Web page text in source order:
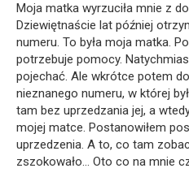
Moja matka wyrzuciła mnie z
Dziewiętnaście lat później
numeru. To była moja matka.
potrzebuje pomocy.
pojechać. Ale wkrótce potem
nieznanego numeru, w której
tam bez uprzedzania jej, a
mojej matce. Postanowiłem
uprzedzenia. A to, co tam
zszokowało… Oto co na mnie